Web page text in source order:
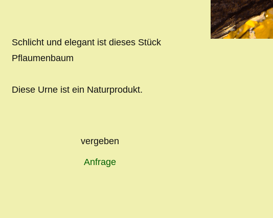
Schlicht und elegant ist dieses Stück
Pflaumenbaum
Diese Urne ist ein Naturprodukt.
vergeben
Anfrage